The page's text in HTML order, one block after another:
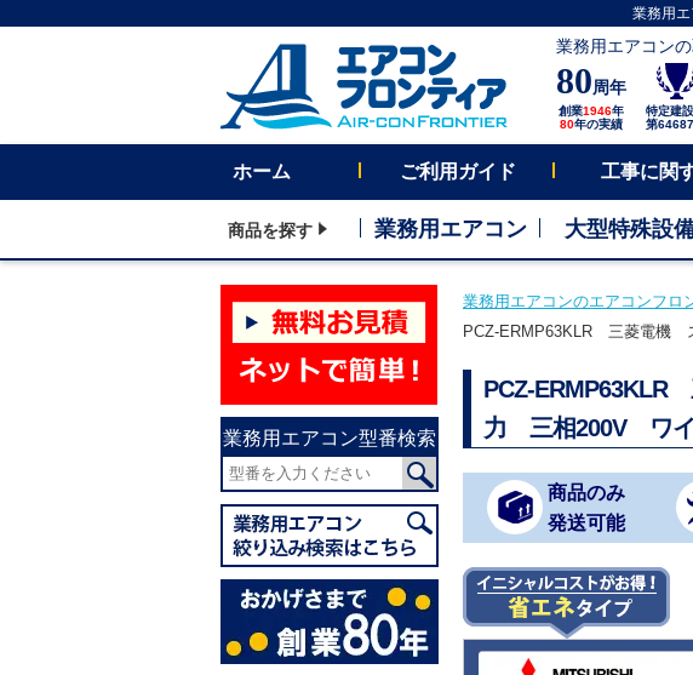
業務用
業務用エアコン
80周年
創業1946年
80年の実績
特定建
第
ホーム ご利用ガイド 工事に関
商品を探す 業務用エアコン 大型特殊設
業務用エアコン型番検索
業務用エアコンのエアコンフロ
PCZ-ERMP63KLR 三菱電機
PCZ-
力 三相200V ワ
商品のみ
発送可能